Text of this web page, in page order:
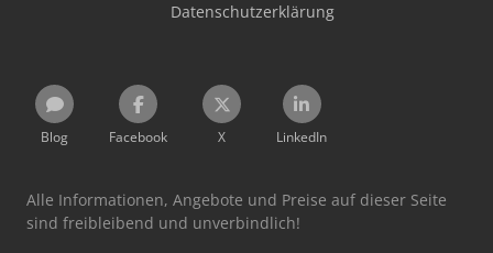
Datenschutzerklärung
Blog Facebook X LinkedIn
Alle Informationen, Angebote und Preise auf dieser Seite
sind freibleibend und unverbindlich!